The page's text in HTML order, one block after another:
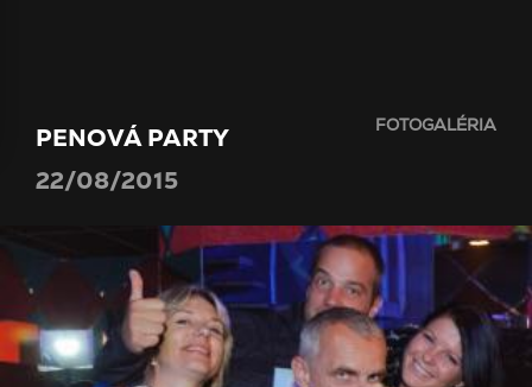
PENOVÁ PARTY
22/08/2015
FOTOGALÉRIA